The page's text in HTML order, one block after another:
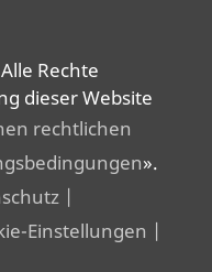
Rechte
dieser Website
rechtlichen
».
|
Einstellungen |